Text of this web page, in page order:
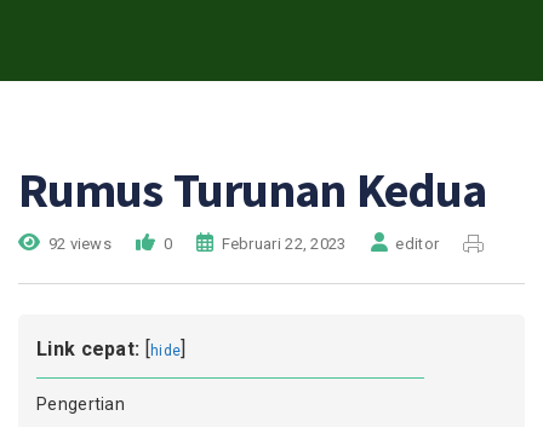
Rumus Turunan Kedua
92 views 0 Februari 22, 2023 editor
Link cepat: [hide]
Pengertian